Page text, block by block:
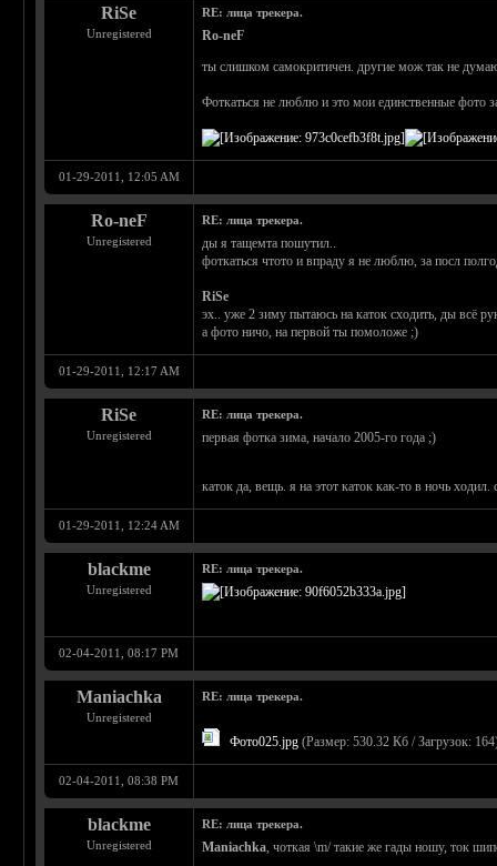
RiSe
Unregistered
RE: лица трекера.
Ro-neF
ты слишком самокритичен. другие мож так не
Фоткаться не люблю и это мои единственные фото
01-29-2011, 12:05 AM
Ro-neF
Unregistered
RE: лица трекера.
ды я тащемта пошутил..
фоткаться чтото и впраду я не люблю, за посл
RiSe
эх.. уже 2 зиму пытаюсь на каток сходить, ды всё
а фото ничо, на первой ты помоложе ;)
01-29-2011, 12:17 AM
RiSe
Unregistered
RE: лица трекера.
первая фотка зима, начало 2005-го года ;)
каток да, вещь. я на этот каток как-то в ночь
01-29-2011, 12:24 AM
blackme
Unregistered
RE: лица трекера.
02-04-2011, 08:17 PM
Maniachka
Unregistered
RE: лица трекера.
Фото025.jpg (Размер: 530.32 Кб / Загрузок:
02-04-2011, 08:38 PM
blackme
Unregistered
RE: лица трекера.
Maniachka, чоткая \m/ такие же гады ношу, ток